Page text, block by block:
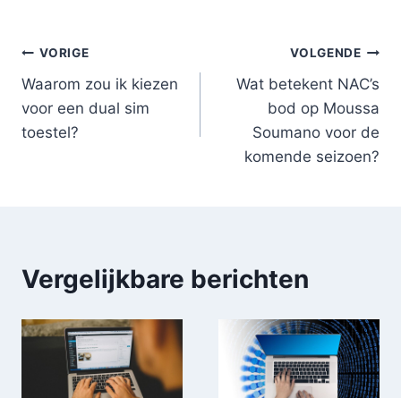
Bericht
navigatie
VORIGE
Waarom zou ik kiezen
voor een dual sim
toestel?
VOLGENDE
Wat betekent NAC’s
bod op Moussa
Soumano voor de
komende seizoen?
Vergelijkbare berichten